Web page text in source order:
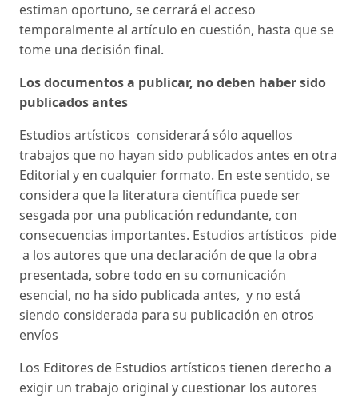
estiman oportuno, se cerrará el acceso
temporalmente al artículo en cuestión, hasta que se
tome una decisión final.
Los documentos a publicar, no deben haber sido
publicados antes
Estudios artísticos considerará sólo aquellos
trabajos que no hayan sido publicados antes en otra
Editorial y en cualquier formato. En este sentido, se
considera que la literatura científica puede ser
sesgada por una publicación redundante, con
consecuencias importantes. Estudios artísticos pide
a los autores que una declaración de que la obra
presentada, sobre todo en su comunicación
esencial, no ha sido publicada antes, y no está
siendo considerada para su publicación en otros
envíos
Los Editores de Estudios artísticos tienen derecho a
exigir un trabajo original y cuestionar los autores